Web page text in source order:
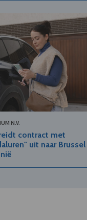
N.V.
contract met
uit naar Brussel